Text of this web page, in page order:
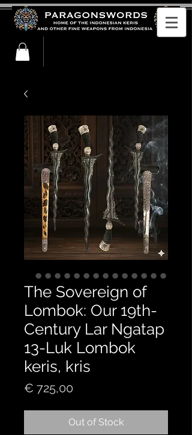
The Sovereign of
Lombok: Our 19th-
Century Lar Ngatap
13-Luk Lombok
keris, kris
€ 725,00
Out of Stock